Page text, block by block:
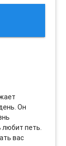
Он
любит петь.
вас